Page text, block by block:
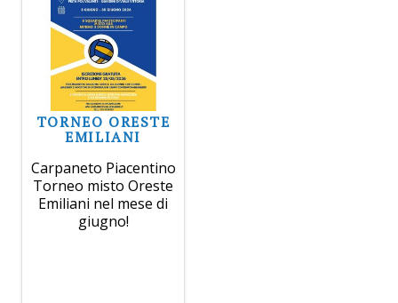
TORNEO ORESTE
EMILIANI
Carpaneto Piacentino
Torneo misto Oreste
Emiliani nel mese di
giugno!